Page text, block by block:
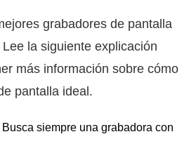
grabadores de pantalla
la siguiente explicación
más información sobre cómo
pantalla ideal.
Busca siempre una grabadora con